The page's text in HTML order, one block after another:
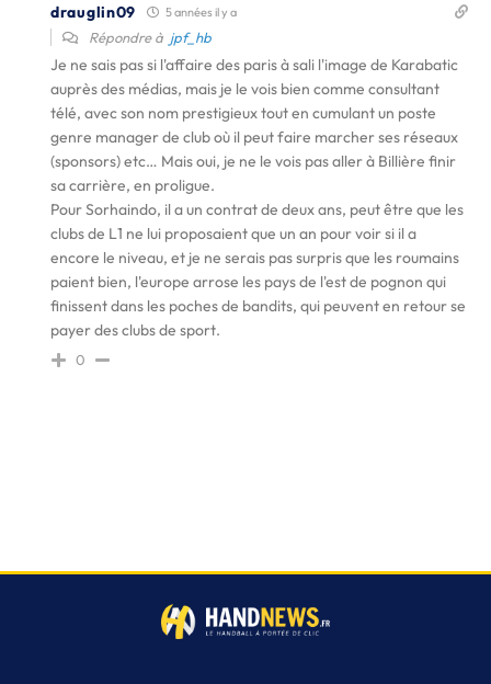
drauglin09 5 années il y a
Répondre à jpf_hb
Je ne sais pas si l'affaire des paris à sali l'image de Karabatic
auprès des médias, mais je le vois bien comme consultant
télé, avec son nom prestigieux tout en cumulant un poste
genre manager de club où il peut faire marcher ses réseaux
(sponsors) etc… Mais oui, je ne le vois pas aller à Billière finir
sa carrière, en proligue.
Pour Sorhaindo, il a un contrat de deux ans, peut être que les
clubs de L1 ne lui proposaient que un an pour voir si il a
encore le niveau, et je ne serais pas surpris que les roumains
paient bien, l'europe arrose les pays de l'est de pognon qui
finissent dans les poches de bandits, qui peuvent en retour se
payer des clubs de sport.
0